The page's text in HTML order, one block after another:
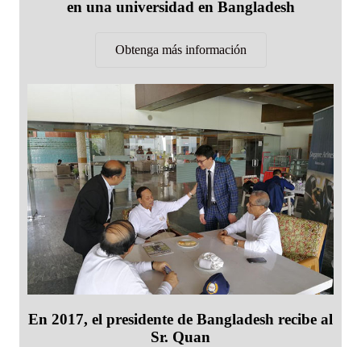
en una universidad en Bangladesh
Obtenga más información
En 2017, el presidente de Bangladesh recibe al
Sr. Quan